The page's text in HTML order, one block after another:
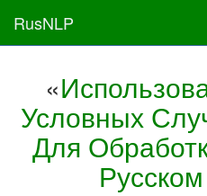
RusNLP
«
Условных
Для